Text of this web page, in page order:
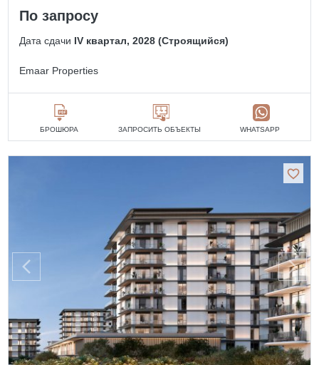
По запросу
Дата сдачи IV квартал, 2028 (Строящийся)
Emaar Properties
БРОШЮРА ЗАПРОСИТЬ ОБЪЕКТЫ WHATSAPP